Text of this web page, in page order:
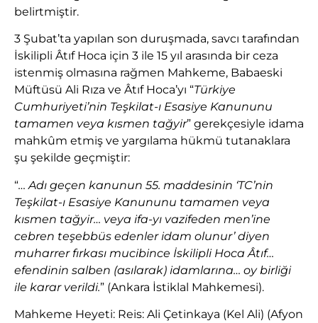
belirtmiştir.
3 Şubat’ta yapılan son duruşmada, savcı tarafından
İskilipli Âtıf Hoca için 3 ile 15 yıl arasında bir ceza
istenmiş olmasına rağmen Mahkeme, Babaeski
Müftüsü Ali Rıza ve Âtıf Hoca’yı “Türkiye
Cumhuriyeti’nin Teşkilat-ı Esasiye Kanununu
tamamen veya kısmen tağyir” gerekçesiyle idama
mahkûm etmiş ve yargılama hükmü tutanaklara
şu şekilde geçmiştir:
“… Adı geçen kanunun 55. maddesinin ‘TC’nin
Teşkilat-ı Esasiye Kanununu tamamen veya
kısmen tağyir… veya ifa-yı vazifeden men’ine
cebren teşebbüs edenler idam olunur’ diyen
muharrer fırkası mucibince İskilipli Hoca Âtıf…
efendinin salben (asılarak) idamlarına… oy birliği
ile karar verildi.” (Ankara İstiklal Mahkemesi).
Mahkeme Heyeti: Reis: Ali Çetinkaya (Kel Ali) (Afyon